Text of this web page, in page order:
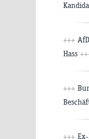
+++
Hass
+++
+++